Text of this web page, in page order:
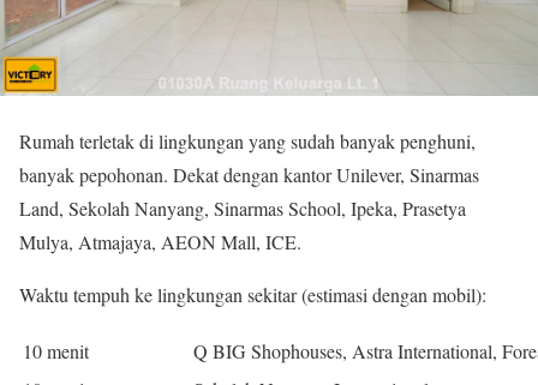
Rumah terletak di lingkungan yang sudah banyak penghuni,
banyak pepohonan. Dekat dengan kantor Unilever, Sinarmas
Land, Sekolah Nanyang, Sinarmas School, Ipeka, Prasetya
Mulya, Atmajaya, AEON Mall, ICE.
Waktu tempuh ke lingkungan sekitar (estimasi dengan mobil):
10 menit
Q BIG Shophouses, Astra International,